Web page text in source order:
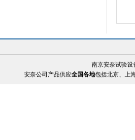
南京安奈试验设
安奈公司产品供应全国各地包括北京、上